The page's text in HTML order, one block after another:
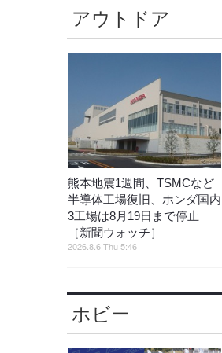
アウトドア
熊本地震1週間、TSMCなど
半導体工場復旧、ホンダ国内
3工場は8月19日まで停止
［新聞ウォッチ］
2026.8.6 Thu 5:46
ホビー